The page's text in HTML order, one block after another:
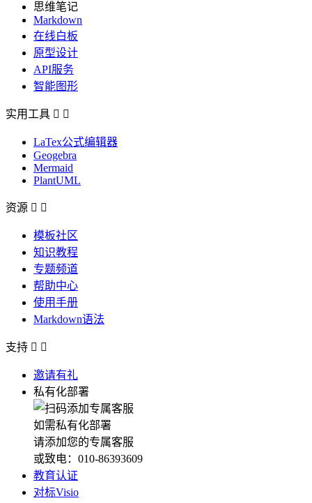
思维笔记
Markdown
在线白板
原型设计
API服务
智能图形
实用工具  
LaTex公式编辑器
Geogebra
Mermaid
PlantUML
资源  
模板社区
知识教程
专题频道
帮助中心
使用手册
Markdown语法
支持  
邀请有礼
私有化部署
如需私有化部署
请添加您的专属客服
或致电：010-86393609
教育认证
对标Visio